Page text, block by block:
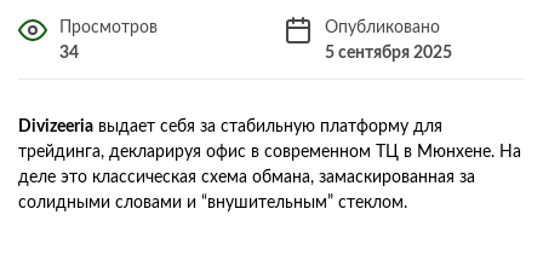
Просмотров
34
Опубликовано
5 сентября 2025
Divizeeria выдает себя за стабильную платформу для
трейдинга, декларируя офис в современном ТЦ в Мюнхене. На
деле это классическая схема обмана, замаскированная за
солидными словами и “внушительным” стеклом.